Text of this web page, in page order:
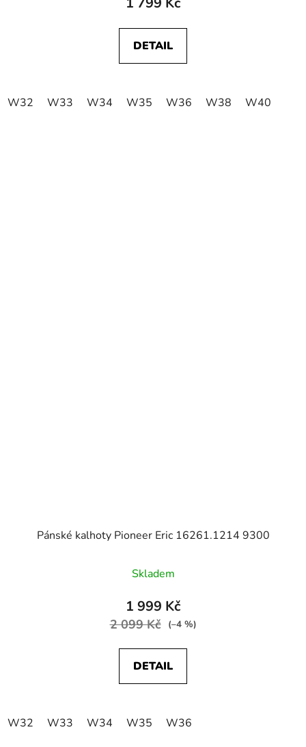
DETAIL
W32 W33 W34 W35 W36 W38 W40
Pánské kalhoty Pioneer Eric 16261.1214 9300
Skladem
1 999 Kč
2 099 Kč (–4 %)
DETAIL
W32 W33 W34 W35 W36